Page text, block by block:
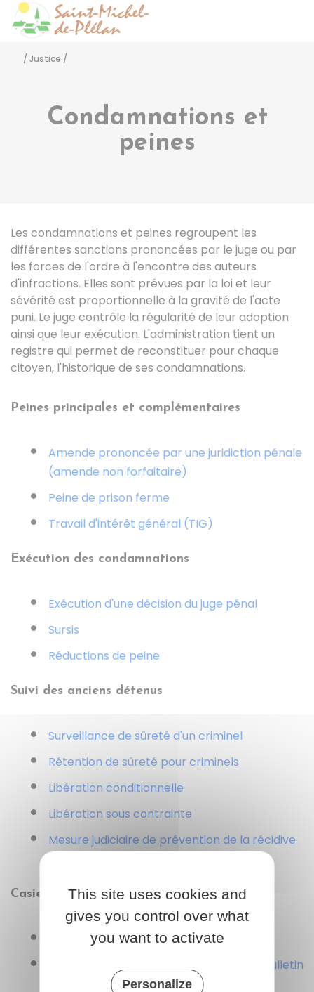
/ Justice /
Condamnations et
peines
Les condamnations et peines regroupent les
différentes sanctions prononcées par le juge ou par
les forces de l'ordre à l'encontre des auteurs
d'infractions. Elles sont prévues par la loi et leur
sévérité est proportionnelle à la gravité de l'acte
puni. Le juge contrôle la régularité de leur adoption
ainsi que leur exécution. L'administration tient un
registre qui permet de reconstituer pour chaque
citoyen, l'historique de ses condamnations.
Peines principales et complémentaires
Amende prononcée par une juridiction pénale
(amende non forfaitaire)
Peine de prison ferme
Travail d'intérêt général (TIG)
Exécution des condamnations
Exécution d'une décision du juge pénal
Sursis
Réductions de peine
Suivi des anciens détenus
Surveillance de sûreté d'un criminel
Rétention de sûreté pour criminels
Libération conditionnelle
Libération sous contrainte
Mesure judiciaire de prévention de la récidive
Casier judiciaire
Casier judiciaire : bulletins n°1, n°2 et n°3
Demande d'extrait de casier judiciaire (bulletin
This site uses cookies and
gives you control over what
you want to activate
Personalize